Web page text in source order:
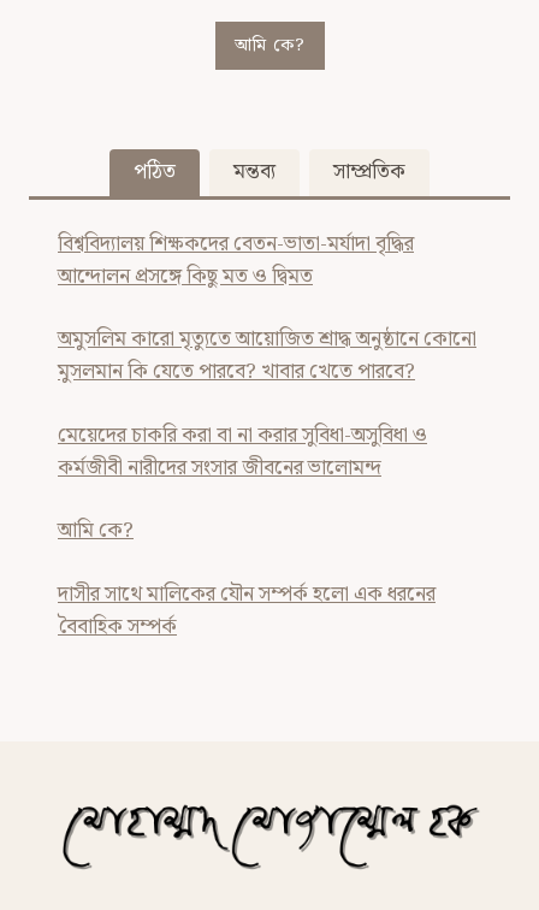
আমি কে?
পঠিত মন্তব্য সাম্প্রতিক
বিশ্ববিদ্যালয় শিক্ষকদের বেতন-ভাতা-মর্যাদা বৃদ্ধির
আন্দোলন প্রসঙ্গে কিছু মত ও দ্বিমত
অমুসলিম কারো মৃত্যুতে আয়োজিত শ্রাদ্ধ অনুষ্ঠানে কোনো
মুসলমান কি যেতে পারবে? খাবার খেতে পারবে?
মেয়েদের চাকরি করা বা না করার সুবিধা-অসুবিধা ও
কর্মজীবী নারীদের সংসার জীবনের ভালোমন্দ
আমি কে?
দাসীর সাথে মালিকের যৌন সম্পর্ক হলো এক ধরনের
বৈবাহিক সম্পর্ক